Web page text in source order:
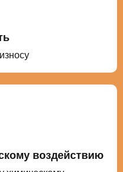
воздействию